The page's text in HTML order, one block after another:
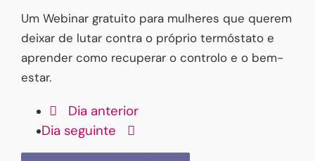
Um Webinar gratuito para mulheres que querem
deixar de lutar contra o próprio termóstato e
aprender como recuperar o controlo e o bem-
estar.
Dia anterior
Dia seguinte